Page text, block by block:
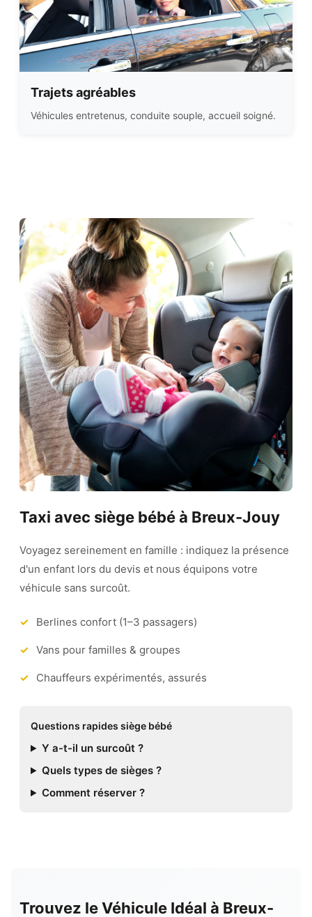
Trajets agréables
Véhicules entretenus, conduite souple, accueil soigné.
Taxi avec siège bébé à Breux-Jouy
Voyagez sereinement en famille : indiquez la présence
d'un enfant lors du devis et nous équipons votre
véhicule sans surcoût.
Berlines confort (1–3 passagers)
Vans pour familles & groupes
Chauffeurs expérimentés, assurés
Questions rapides siège bébé
Y a-t-il un surcoût ?
Quels types de sièges ?
Comment réserver ?
Trouvez le Véhicule Idéal à Breux-